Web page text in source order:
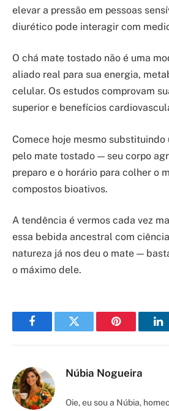
elevar a pressão em pessoas
diurético pode interagir com
O chá mate tostado não é uma
aliado real para sua energia,
celular. Os estudos comprovam
superior e benefícios
Comece hoje mesmo
pelo mate tostado — seu corpo
preparo e o horário para colher o
compostos bioativos.
A tendência é vermos cada vez
essa bebida ancestral com
natureza já nos deu o mate —
o máximo dele.
FacebookTwitter Pinterest
Núbia Nogueira
Oie, eu sou a Núbia,